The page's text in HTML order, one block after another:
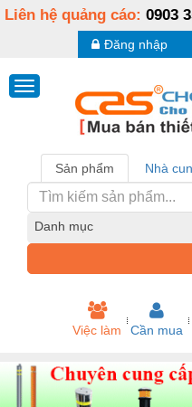
Liên hệ quảng cáo: 0903
Đăng nhập
Sản phẩm Nhà
Danh mục
Việc làm Cần mua